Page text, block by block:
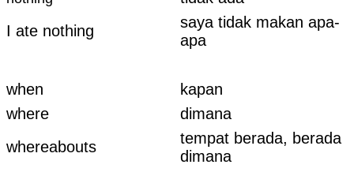
I ate nothing
saya tidak makan apa-
apa
when
kapan
where
dimana
whereabouts
tempat berada, berada
dimana